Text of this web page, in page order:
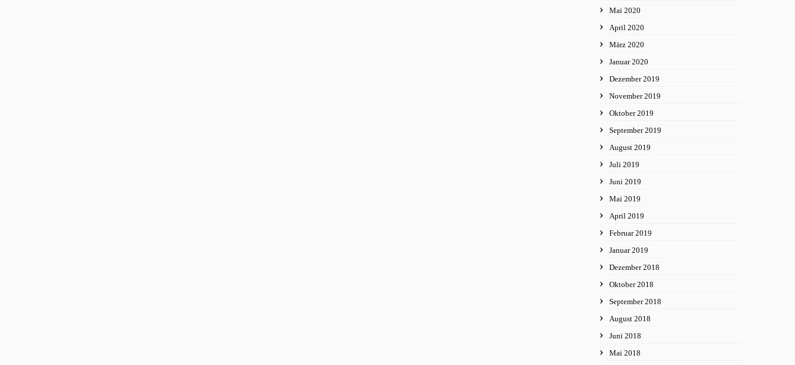
Mai 2020
April 2020
März 2020
Januar 2020
Dezember 2019
November 2019
Oktober 2019
September 2019
August 2019
Juli 2019
Juni 2019
Mai 2019
April 2019
Februar 2019
Januar 2019
Dezember 2018
Oktober 2018
September 2018
August 2018
Juni 2018
Mai 2018